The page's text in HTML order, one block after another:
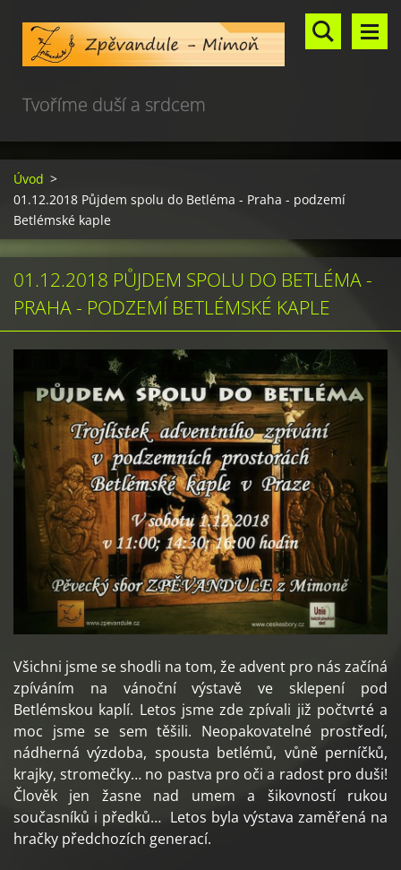
Tvoříme duší a srdcem
Úvod >
01.12.2018 Půjdem spolu do Betléma - Praha - podzemí
Betlémské kaple
01.12.2018 PŮJDEM SPOLU DO BETLÉMA -
PRAHA - PODZEMÍ BETLÉMSKÉ KAPLE
Všichni jsme se shodli na tom, že advent pro nás začíná
zpíváním na vánoční výstavě ve sklepení pod
Betlémskou kaplí. Letos jsme zde zpívali již počtvrté a
moc jsme se sem těšili. Neopakovatelné prostředí,
nádherná výzdoba, spousta betlémů, vůně perníčků,
krajky, stromečky… no pastva pro oči a radost pro duši!
Člověk jen žasne nad umem a šikovností rukou
současníků i předků… Letos byla výstava zaměřená na
hračky předchozích generací.